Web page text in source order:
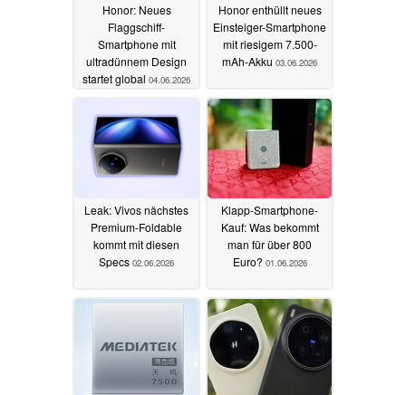
Honor: Neues
Flaggschiff-
Smartphone mit
ultradünnem Design
startet global 04.06.2026
Honor enthüllt neues
Einsteiger-Smartphone
mit riesigem 7.500-
mAh-Akku 03.06.2026
Leak: Vivos nächstes
Premium-Foldable
kommt mit diesen
Specs 02.06.2026
Klapp-Smartphone-
Kauf: Was bekommt
man für über 800
Euro? 01.06.2026